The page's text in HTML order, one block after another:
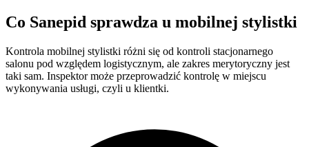
Co Sanepid sprawdza u mobilnej stylistki
Kontrola mobilnej stylistki różni się od kontroli stacjonarnego
salonu pod względem logistycznym, ale zakres merytoryczny jest
taki sam. Inspektor może przeprowadzić kontrolę w miejscu
wykonywania usługi, czyli u klientki.